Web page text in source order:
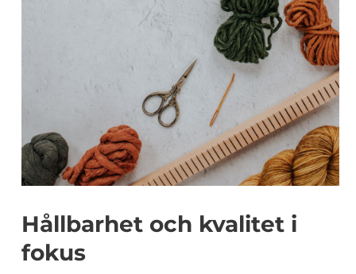
Hållbarhet och kvalitet i
fokus